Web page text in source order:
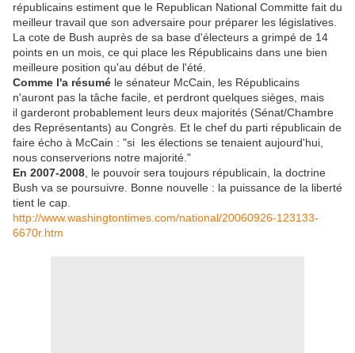
républicains estiment que le Republican National Committe fait du
meilleur travail que son adversaire pour préparer les législatives.
La cote de Bush auprès de sa base d'électeurs a grimpé de 14
points en un mois, ce qui place les Républicains dans une bien
meilleure position qu'au début de l'été.
Comme l'a résumé le sénateur McCain, les Républicains
n'auront pas la tâche facile, et perdront quelques sièges, mais
il garderont probablement leurs deux majorités (Sénat/Chambre
des Représentants) au Congrès. Et le chef du parti républicain de
faire écho à McCain : "si les élections se tenaient aujourd'hui,
nous conserverions notre majorité."
En 2007-2008 , le pouvoir sera toujours républicain, la doctrine
Bush va se poursuivre. Bonne nouvelle : la puissance de la liberté
tient le cap.
http://www.washingtontimes.com/national/20060926-123133-
6670r.htm